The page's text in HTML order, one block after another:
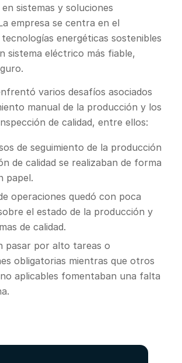
sistemas y soluciones
empresa se centra en el
energéticas sostenibles
sistema eléctrico más fiable,
varios desafíos asociados
manual de la producción y los
de calidad, entre ellos:
de seguimiento de la producción
de calidad se realizaban de forma
papel.
operaciones quedó con poca
el estado de la producción y
de calidad.
pasar por alto tareas o
obligatorias mientras que otros
aplicables fomentaban una falta